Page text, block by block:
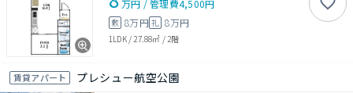
万円 /管理費4,500円
敷 8万円礼 8万円
1LDK/ 27.88㎡ / 2階
賃貸アパート プレシュー航空公園